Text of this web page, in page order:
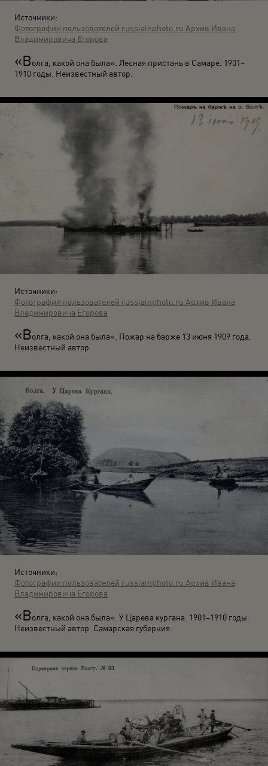
Источники:
Фотографии пользователей russiainphoto.ru Архив Ивана
Владимировича Егорова
«Волга, какой она была». Лесная пристань в Самаре. 1901–
1910 годы. Неизвестный автор.
Источники:
Фотографии пользователей russiainphoto.ru Архив Ивана
Владимировича Егорова
«Волга, какой она была». Пожар на барже 13 июня 1909 года.
Неизвестный автор.
Источники:
Фотографии пользователей russiainphoto.ru Архив Ивана
Владимировича Егорова
«Волга, какой она была». У Царева кургана. 1901–1910 годы.
Неизвестный автор. Самарская губерния.